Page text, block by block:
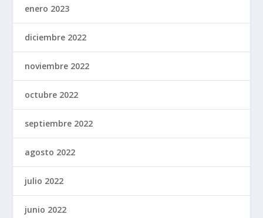
enero 2023
diciembre 2022
noviembre 2022
octubre 2022
septiembre 2022
agosto 2022
julio 2022
junio 2022